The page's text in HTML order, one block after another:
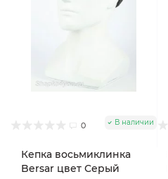
0 В наличии
Кепка восьмиклинка
Bersar цвет Серый